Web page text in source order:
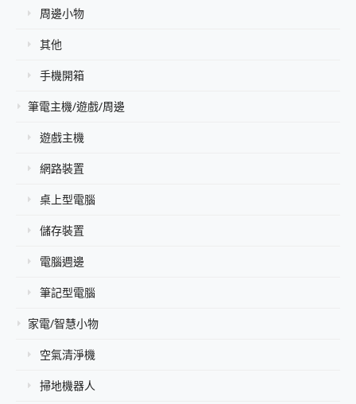
周邊小物
其他
手機開箱
筆電主機/遊戲/周邊
遊戲主機
網路裝置
桌上型電腦
儲存裝置
電腦週邊
筆記型電腦
家電/智慧小物
空氣清淨機
掃地機器人